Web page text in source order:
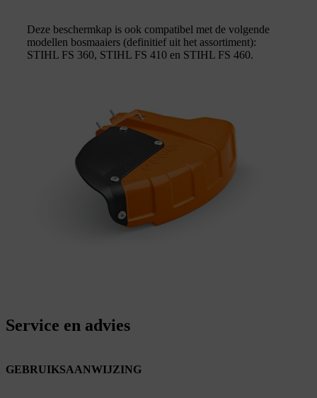
Deze beschermkap is ook compatibel met de volgende
modellen bosmaaiers (definitief uit het assortiment):
STIHL FS 360, STIHL FS 410 en STIHL FS 460.
Service en advies
GEBRUIKSAANWIJZING